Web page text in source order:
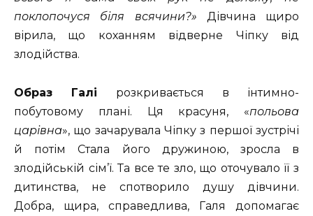
поклопочуся біля всячини?» Дівчина щиро
вірила, що коханням відверне Чіпку від
злодійства.
Образ Галі розкривається в інтимно-
побутовому плані. Ця красуня, «польова
царівна», що зачарувала Чіпку з першої зустрічі
й потім Стала його дружиною, зросла в
злодійській сім’ї. Та все те зло, що оточувало її з
дитинства, не спотворило душу дівчини.
Добра, щира, справедлива, Галя допомагає